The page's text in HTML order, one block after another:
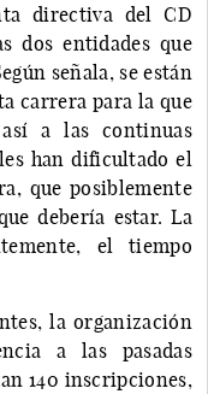
directiva del CD
dos entidades que
señala, se están
carrera para la que
a las continuas
han dificultado el
que posiblemente
debería estar. La
el tiempo
la organización
a las pasadas
140 inscripciones,